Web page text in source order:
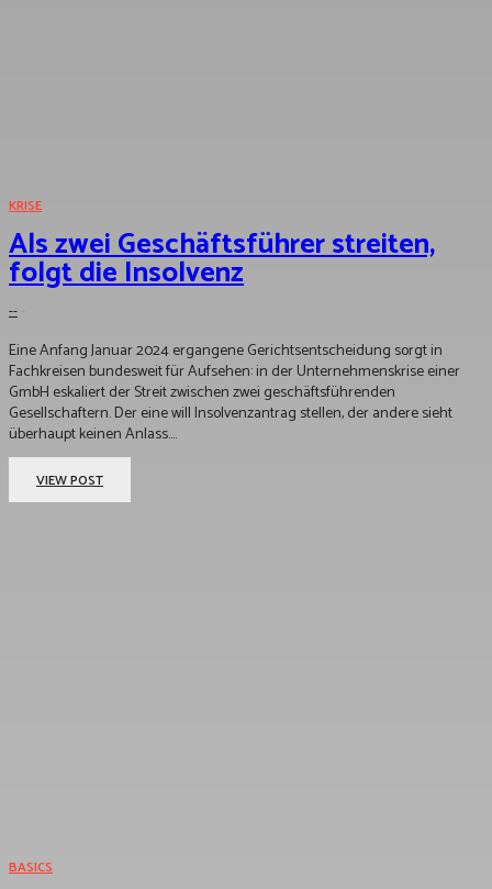
KRISE
Als zwei Geschäftsführer streiten,
folgt die Insolvenz
--
Eine Anfang Januar 2024 ergangene Gerichtsentscheidung sorgt in
Fachkreisen bundesweit für Aufsehen: in der Unternehmenskrise einer
GmbH eskaliert der Streit zwischen zwei geschäftsführenden
Gesellschaftern. Der eine will Insolvenzantrag stellen, der andere sieht
überhaupt keinen Anlass....
VIEW POST
BASICS